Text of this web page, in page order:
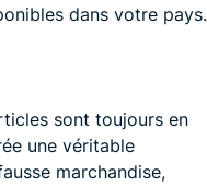
dans votre pays.
sont toujours en
une véritable
marchandise,